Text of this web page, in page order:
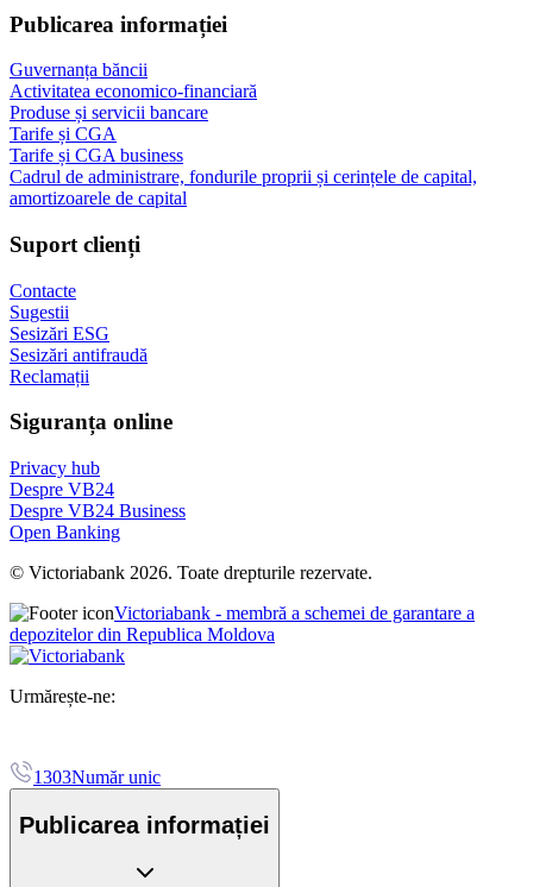
Publicarea informației
Guvernanța băncii
Activitatea economico-financiară
Produse și servicii bancare
Tarife și CGA
Tarife și CGA business
Cadrul de administrare, fondurile proprii și cerințele de capital,
amortizoarele de capital
Suport clienți
Contacte
Sugestii
Sesizări ESG
Sesizări antifraudă
Reclamații
Siguranța online
Privacy hub
Despre VB24
Despre VB24 Business
Open Banking
© Victoriabank 2026. Toate drepturile rezervate.
Victoriabank - membră a schemei de garantare a
depozitelor din Republica Moldova
Urmărește-ne:
1303Număr unic
Publicarea informației